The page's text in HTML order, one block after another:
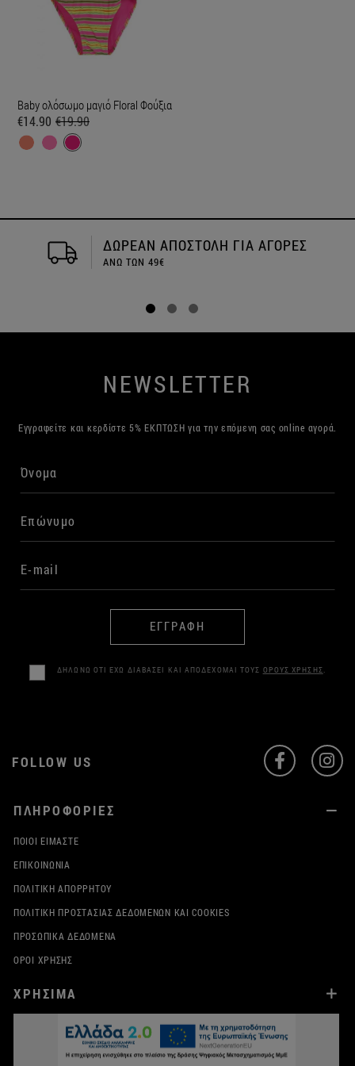
Baby ολόσωμο μαγιό Floral Φούξια
€14.90 €19.90
ΔΩΡΕΑΝ ΑΠΟΣΤΟΛΗ ΓΙΑ ΑΓΟΡΕΣ
ΑΝΩ ΤΩΝ 49€
NEWSLETTER
Εγγραφείτε και κερδίστε 5% ΕΚΠΤΩΣΗ για την επόμενη σας online αγορά.
ΕΓΓΡΑΦΗ
ΔΗΛΩΝΩ ΟΤΙ ΕΧΩ ΔΙΑΒΑΣΕΙ ΚΑΙ ΑΠΟΔΕΧΟΜΑΙ ΤΟΥΣ ΟΡΟΥΣ ΧΡΗΣΗΣ.
FOLLOW US
ΠΛΗΡΟΦΟΡΙΕΣ
ΠΟΙΟΙ ΕΊΜΑΣΤΕ
ΕΠΙΚΟΙΝΩΝΊΑ
ΠΟΛΙΤΙΚΉ ΑΠΟΡΡΉΤΟΥ
ΠΟΛΙΤΙΚΉ ΠΡΟΣΤΑΣΊΑΣ ΔΕΔΟΜΈΝΩΝ ΚΑΙ COOKIES
ΠΡΟΣΩΠΙΚΆ ΔΕΔΟΜΈΝΑ
ΌΡΟΙ ΧΡΉΣΗΣ
ΧΡΗΣΙΜΑ